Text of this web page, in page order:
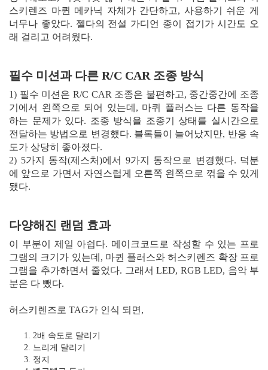
스키렌즈 마퀸 메카닉 자체가 간단하고, 사용하기 쉬운 게
너무나 좋았다. 젤다의 전설 가디언 종이 접기가 시간도 오
래 걸리고 어려웠다.
필수 미션과 다른 R/C CAR 조종 방식
1) 필수 미션은 R/C CAR 조종은 불편하고, 중간중간에 조종
기에서 왼쪽으로 되어 있는데, 마퀴 플러스는 다른 동작을
하는 문제가 있다. 조종 방식을 조종기 상태를 실시간으로
전달하는 방법으로 변경했다. 블록들이 늘어났지만, 반응 속
도가 상당히 좋아졌다.
2) 5가지 동작(제스처)에서 9가지 동작으로 변경했다. 덕분
에 앞으로 가면서 자연스럽게 오른쪽 왼쪽으로 꺾을 수 있게
됐다.
다양해진 랜덤 효과
이 부분이 제일 아쉽다. 메이크코드로 작성할 수 있는 프로
그램의 크기가 있는데, 마퀸 플러스와 허스키렌즈 확장 프로
그램을 추가하면서 줄었다. 그래서 LED, RGB LED, 음악 부
분은 다 뺐다.
허스키렌즈로 TAG가 인식 되면,
2배 속도로 달리기
느리게 달리기
정지